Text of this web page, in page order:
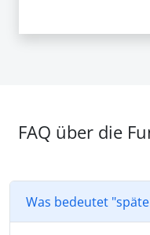
FAQ über die
Was bedeutet